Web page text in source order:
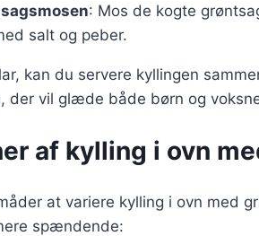
: Mos de kogte
salt og peber.
kan du servere kyllingen
der vil glæde både børn og
af kylling i ovn
at variere kylling i ovn med
spændende: